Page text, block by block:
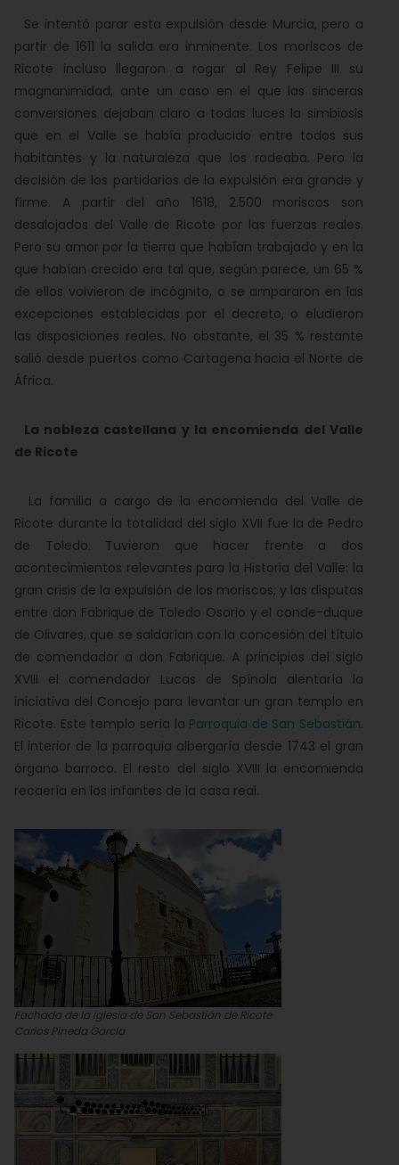
Se intentó parar esta expulsión desde Murcia, pero a
partir de 1611 la salida era inminente. Los moriscos de
Ricote incluso llegaron a rogar al Rey Felipe III su
magnanimidad, ante un caso en el que las sinceras
conversiones dejaban claro a todas luces la simbiosis
que en el Valle se había producido entre todos sus
habitantes y la naturaleza que los rodeaba. Pero la
decisión de los partidarios de la expulsión era grande y
firme. A partir del año 1618, 2.500 moriscos son
desalojados del Valle de Ricote por las fuerzas reales.
Pero su amor por la tierra que habían trabajado y en la
que habían crecido era tal que, según parece, un 65 %
de ellos volvieron de incógnito, o se ampararon en las
excepciones establecidas por el decreto, o eludieron
las disposiciones reales. No obstante, el 35 % restante
salió desde puertos como Cartagena hacia el Norte de
África.
La nobleza castellana y la encomienda del Valle
de Ricote
La familia a cargo de la encomienda del Valle de
Ricote durante la totalidad del siglo XVII fue la de Pedro
de Toledo. Tuvieron que hacer frente a dos
acontecimientos relevantes para la Historia del Valle: la
gran crisis de la expulsión de los moriscos; y las disputas
entre don Fabrique de Toledo Osorio y el conde-duque
de Olivares, que se saldarían con la concesión del título
de comendador a don Fabrique. A principios del siglo
XVIII el comendador Lucas de Spínola alentaría la
iniciativa del Concejo para levantar un gran templo en
Ricote. Este templo sería la Parroquia de San Sebastián.
El interior de la parroquia albergaría desde 1743 el gran
órgano barroco. El resto del siglo XVIII la encomienda
recaería en los infantes de la casa real.
Fachada de la iglesia de San Sebastián de Ricote
Carlos Pineda García